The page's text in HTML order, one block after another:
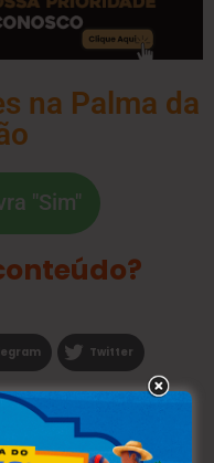
na Palma da
"Sim"
Twitter